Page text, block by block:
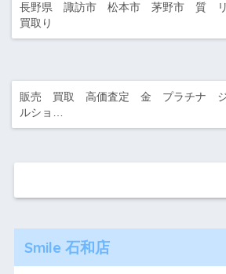
長野県 諏訪市 松本市 茅野市 質 リ
買取り
販売 買取 高価査定 金 プラチナ ジ
ルショ…
Smile 石和店